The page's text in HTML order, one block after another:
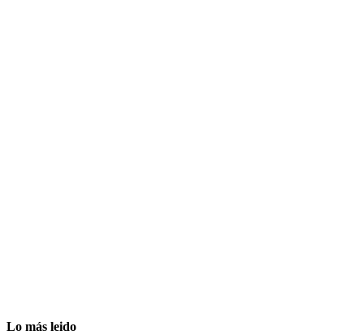
Lo más leido